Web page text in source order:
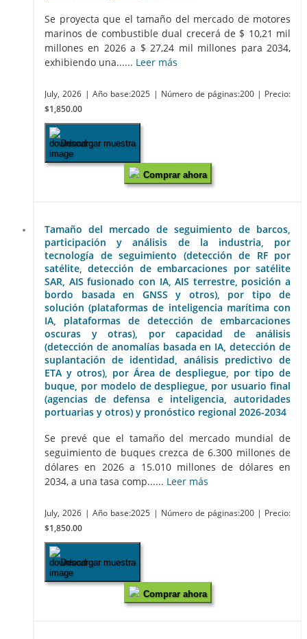
Se proyecta que el tamaño del mercado de motores
marinos de combustible dual crecerá de $ 10,21 mil
millones en 2026 a $ 27,24 mil millones para 2034,
exhibiendo una...... Leer más
July, 2026 | Año base:2025 | Número de páginas:200 | Precio:
$1,850.00
Descargar muestra
Comprar ahora
Tamaño del mercado de seguimiento de barcos,
participación y análisis de la industria, por
tecnología de seguimiento (detección de RF por
satélite, detección de embarcaciones por satélite
SAR, AIS fusionado con IA, AIS terrestre, posición a
bordo basada en GNSS y otros), por tipo de
solución (plataformas de inteligencia marítima con
IA, plataformas de detección de embarcaciones
oscuras y otras), por capacidad de análisis
(detección de anomalías basada en IA, detección de
suplantación de identidad, análisis predictivo de
ETA y otros), por Área de despliegue, por tipo de
buque, por modelo de despliegue, por usuario final
(agencias de defensa e inteligencia, autoridades
portuarias y otros) y pronóstico regional 2026-2034
Se prevé que el tamaño del mercado mundial de
seguimiento de buques crezca de 6.300 millones de
dólares en 2026 a 15.010 millones de dólares en
2034, a una tasa comp...... Leer más
July, 2026 | Año base:2025 | Número de páginas:200 | Precio:
$1,850.00
Descargar muestra
Comprar ahora